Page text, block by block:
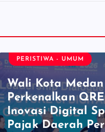
PERISTIWA - UMUM
Wali Kota Medan
Perkenalkan
Inovasi Digital
Pajak Daerah